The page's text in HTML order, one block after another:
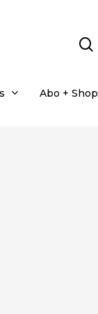
Abo + Shop